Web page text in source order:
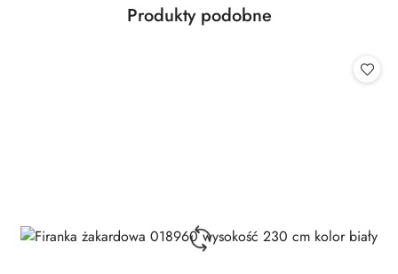
Pomiń karuzelę produktów
Produkty
Produkty podobne